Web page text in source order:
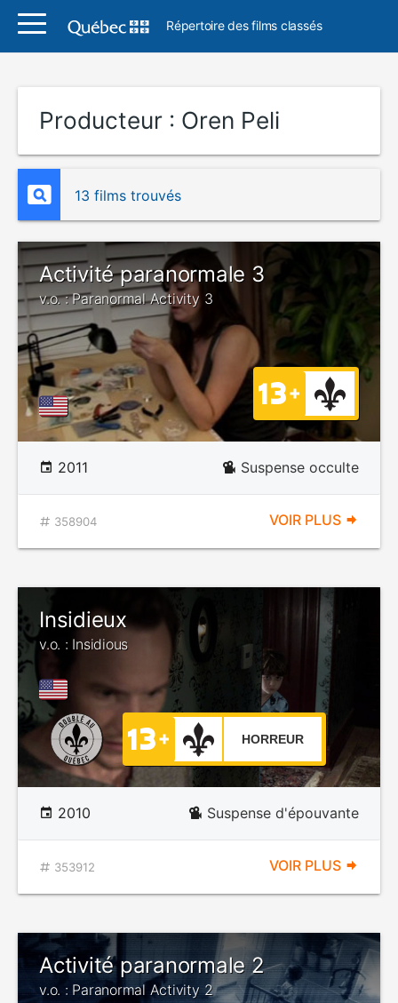
Répertoire des films classés
Producteur : Oren Peli
13 films trouvés
Activité paranormale 3
v.o. : Paranormal Activity 3
2011 Suspense occulte
358904 VOIR PLUS
Insidieux
v.o. : Insidious
HORREUR
2010 Suspense d'épouvante
353912 VOIR PLUS
Activité paranormale 2
v.o. : Paranormal Activity 2